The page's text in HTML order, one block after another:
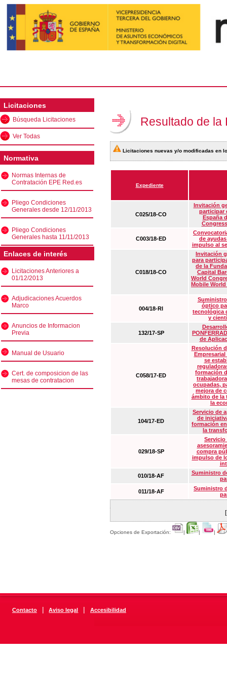
Licitaciones
Búsqueda Licitaciones
Ver Todas
Normativa
Normas Internas de
Contratación EPE Red.es
Pliego Condiciones
Generales desde 12/11/2013
Pliego Condiciones
Generales hasta 11/11/2013
Enlaces de interés
Licitaciones Anteriores a
01/12/2013
Adjudicaciones Acuerdos
Marco
Anuncios de Informacion
Previa
Manual de Usuario
Cert. de composicion de las
mesas de contratacion
Resultado de la
Licitaciones nuevas y/o modificadas en
Expediente
C025/18-CO
Invitación
participar
España
C003/18-ED
de
impulso al
C018/18-CO
Invitación
para
de la
Capital
World
Mobile
004/18-RI
óptico
tecnológica
y
132/17-SP
de
C058/17-ED
Resolución
Empresarial
se
formación
ocupadas,
mejora de
ámbito de la
la
104/17-ED
Servicio de
de
formación
la
029/18-SP
Servicio
compra
impulso de
010/18-AF
Suministro
011/18-AF
Suministro
Opciones de Exportación: | | |
Contacto | Aviso legal | Accesibilidad